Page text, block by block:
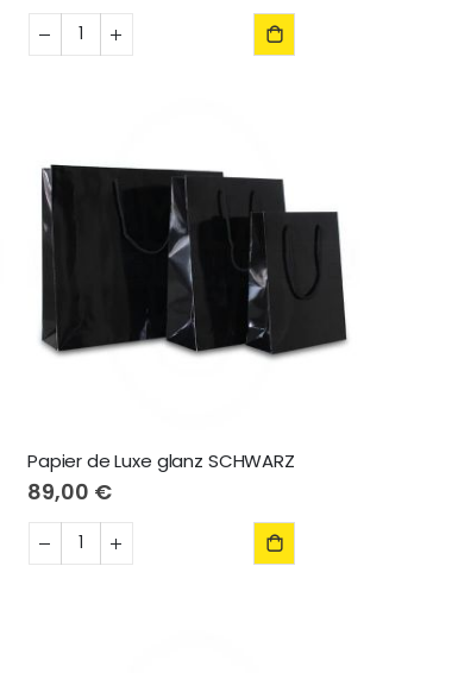
Papier de Luxe glanz SCHWARZ
89,00 €